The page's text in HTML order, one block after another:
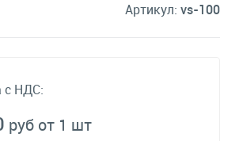
Артикул: vs-100
с НДС:
руб от 1 шт